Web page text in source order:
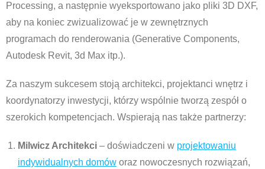
Processing, a następnie wyeksportowano jako pliki 3D DXF,
aby na koniec zwizualizować je w zewnętrznych
programach do renderowania (Generative Components,
Autodesk Revit, 3d Max itp.).
Za naszym sukcesem stoją architekci, projektanci wnętrz i
koordynatorzy inwestycji, którzy wspólnie tworzą zespół o
szerokich kompetencjach. Wspierają nas także partnerzy:
Milwicz Architekci – doświadczeni w projektowaniu
indywidualnych domów oraz nowoczesnych rozwiązań,